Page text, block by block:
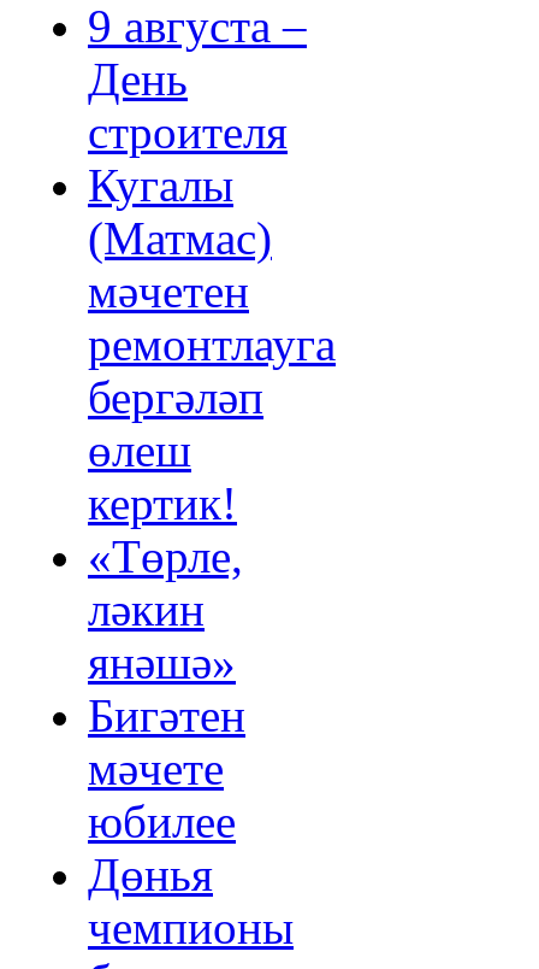
9 августа –
День
строителя
Кугалы
(Матмас)
мәчетен
ремонтлауга
бергәләп
өлеш
кертик!
«Төрле,
ләкин
янәшә»
Бигәтен
мәчете
юбилее
Дөнья
чемпионы